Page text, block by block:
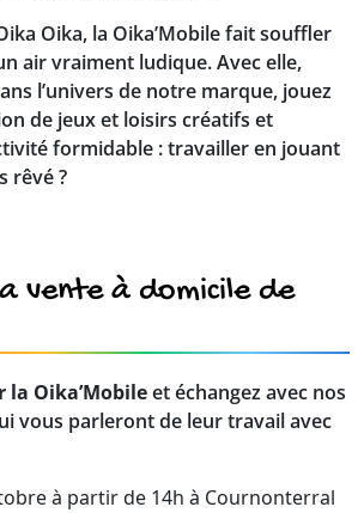
Oika, la Oika’Mobile fait souffler
air vraiment ludique. Avec elle,
l’univers de notre marque, jouez
de jeux et loisirs créatifs et
formidable : travailler en jouant
rêvé ?
vente à domicile de
la Oika’Mobileet échangez avec nos
vous parleront de leur travail avec
à partir de 14h à Cournonterral